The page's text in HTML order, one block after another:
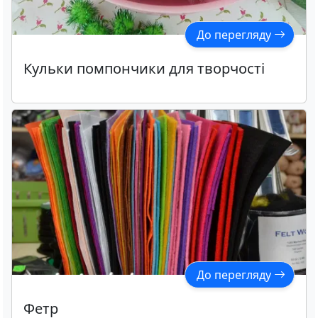
До перегляду
Кульки помпончики для творчості
До перегляду
Фетр